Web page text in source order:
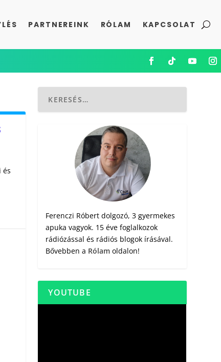
PARTNEREINK RÓLAM KAPCSOLAT
és
Ferenczi Róbert dolgozó, 3 gyermekes
apuka vagyok. 15 éve foglalkozok
rádiózással és rádiós blogok írásával.
Bővebben a Rólam oldalon!
YOUTUBE